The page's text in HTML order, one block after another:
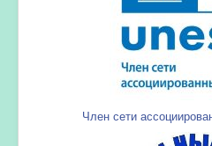
Член сети